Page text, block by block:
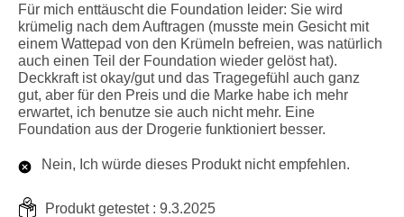
Für mich enttäuscht die Foundation leider: Sie wird
krümelig nach dem Auftragen (musste mein Gesicht mit
einem Wattepad von den Krümeln befreien, was natürlich
auch einen Teil der Foundation wieder gelöst hat).
Deckkraft ist okay/gut und das Tragegefühl auch ganz
gut, aber für den Preis und die Marke habe ich mehr
erwartet, ich benutze sie auch nicht mehr. Eine
Foundation aus der Drogerie funktioniert besser.
Nein, Ich würde dieses Produkt nicht empfehlen.
Produkt getestet : 9.3.2025